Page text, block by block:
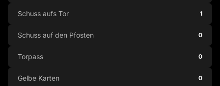
Schuss aufs Tor 1
Schuss auf den Pfosten 0
Torpass 0
Gelbe Karten 0